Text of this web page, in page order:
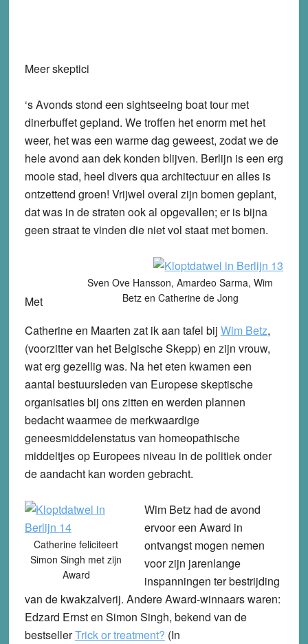
Meer skeptici
‘s Avonds stond een sightseeing boat tour met
dinerbuffet gepland. We troffen het enorm met het
weer, het was een warme dag geweest, zodat we de
hele avond aan dek konden blijven. Berlijn is een erg
mooie stad, heel divers qua architectuur en alles is
ontzettend groen! Vrijwel overal zijn bomen geplant,
dat was in de straten ook al opgevallen; er is bijna
geen straat te vinden die niet vol staat met bomen.
Sven Ove Hansson, Amardeo Sarma, Wim
Betz en Catherine de Jong
Met
Catherine en Maarten zat ik aan tafel bij Wim Betz,
(voorzitter van het Belgische Skepp) en zijn vrouw,
wat erg gezellig was. Na het eten kwamen een
aantal bestuursleden van Europese skeptische
organisaties bij ons zitten en werden plannen
bedacht waarmee de merkwaardige
geneesmiddelenstatus van homeopathische
middeltjes op Europees niveau in de politiek onder
de aandacht kan worden gebracht.
Catherine feliciteert
Simon Singh met zijn
Award
Wim Betz had de avond
ervoor een Award in
ontvangst mogen nemen
voor zijn jarenlange
inspanningen ter bestrijding
van de kwakzalverij. Andere Award-winnaars waren:
Edzard Ernst en Simon Singh, bekend van de
bestsellerTrick or treatment? (In